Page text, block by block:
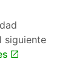
siguiente